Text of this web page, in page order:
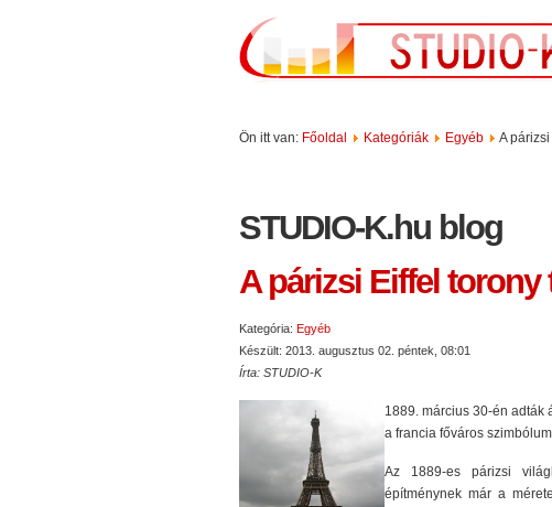
Ön itt van: Főoldal Kategóriák Egyéb A
STUDIO-K.hu blog
A párizsi Eiffel torony
Kategória: Egyéb
Készült: 2013. augusztus 02. péntek, 08:01
Írta: STUDIO-K
1889. március 30-én adták
a francia főváros
Az 1889-es párizsi
építménynek már a